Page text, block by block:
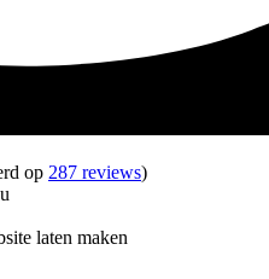
op 287 reviews)